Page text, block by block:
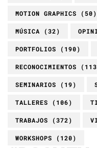
MOTION GRAPHICS (50)
MÚSICA (32)
PORTFOLIOS (190)
RECONOCIMIENTOS
SEMINARIOS (19)
TALLERES (106)
TRABAJOS (372)
WORKSHOPS (120)